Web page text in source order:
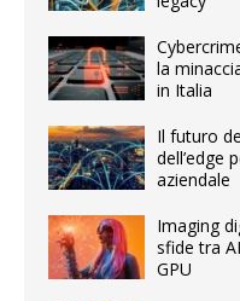
la
in Italia
Il futuro
dell’edge
aziendale
Imaging
sfide tra
GPU